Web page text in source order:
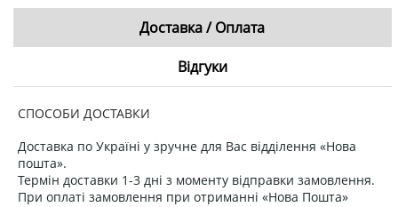
Доставка / Оплата
Відгуки
СПОСОБИ ДОСТАВКИ
Доставка по Україні у зручне для Вас відділення «Нова
пошта».
Термін доставки 1-3 дні з моменту відправки замовлення.
При оплаті замовлення при отриманні «Нова Пошта»